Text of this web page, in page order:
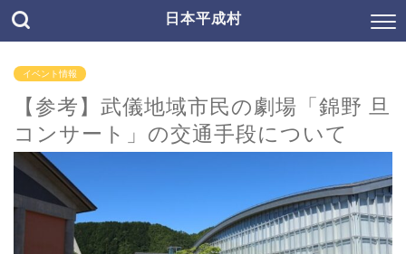
日本平成村
イベント情報
【参考】武儀地域市民の劇場「錦野 旦
コンサート」の交通手段について